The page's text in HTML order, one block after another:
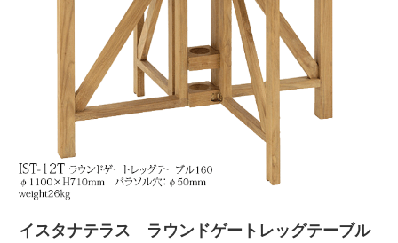
イスタナテラス ラウンドゲートレッグテーブル